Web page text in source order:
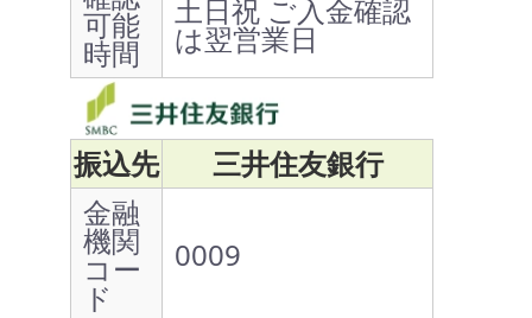
可能
時間
土日祝 ご入金確認
は翌営業日
振込先
三井住友銀行
金融
機関
コー
ド
0009